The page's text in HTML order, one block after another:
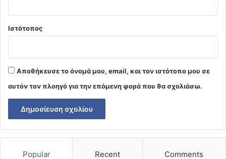
Ιστότοπος
Αποθήκευσε το όνομά μου, email, και τον ιστότοπο μου σε
αυτόν τον πλοηγό για την επόμενη φορά που θα σχολιάσω.
Popular Recent Comments